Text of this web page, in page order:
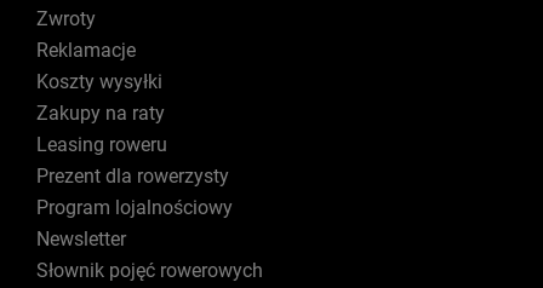
Zwroty
Reklamacje
Koszty wysyłki
Zakupy na raty
Leasing roweru
Prezent dla rowerzysty
Program lojalnościowy
Newsletter
Słownik pojęć rowerowych